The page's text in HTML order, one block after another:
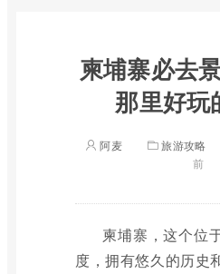
柬埔寨必去
那里好玩
阿麦 旅游攻略
前
柬埔寨，这个位
度，拥有悠久的历史